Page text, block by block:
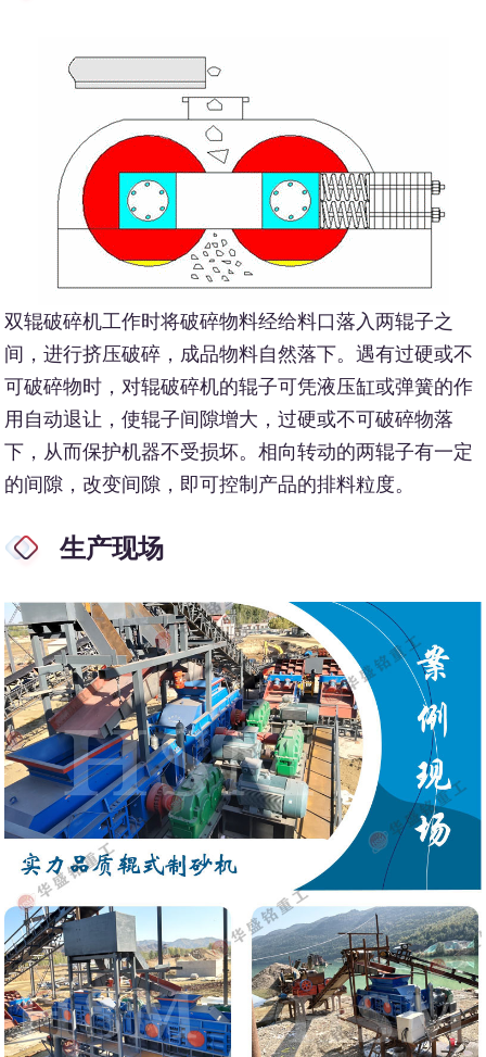
双辊破碎机工作时将破碎物料经给料口落入两辊子之
间，进行挤压破碎，成品物料自然落下。遇有过硬或不
可破碎物时，对辊破碎机的辊子可凭液压缸或弹簧的作
用自动退让，使辊子间隙增大，过硬或不可破碎物落
下，从而保护机器不受损坏。相向转动的两辊子有一定
的间隙，改变间隙，即可控制产品的排料粒度。
生产现场